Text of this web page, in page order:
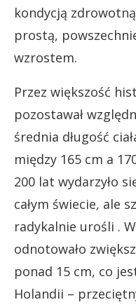
kondycją
prostą,
wzrostem.
Przez większość
pozostawał
średnia długość
między 165 cm a
200 lat wydarzyło
całym świecie, ale
radykalnie urośli .
odnotowało
ponad 15 cm, co
Holandii –